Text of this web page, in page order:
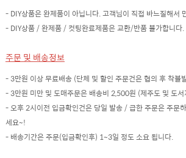
- DIY상품은 완제품이 아닙니다. 고객님이 직접 바느질해서
- DIY상품 / 완제품 / 컷팅완료제품은 교환/반품 불가합니다
주문 및 배송정보
- 3만원 이상 무료배송 (단체 및 할인 주문건은 협의 후 착불
- 3만원 미만 및 도매주문은 배송비 2,500원 (제주도 및 도
- 오후 2시이전 입금확인건은 당일 발송 / 급한 주문은 주문
세요~!
- 배송기간은 주문(입금확인후) 1~3일 정도 소요 됩니다.